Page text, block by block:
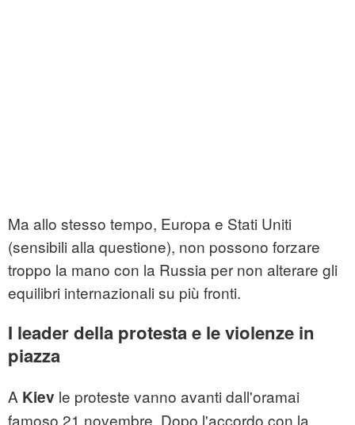
Ma allo stesso tempo, Europa e Stati Uniti
(sensibili alla questione), non possono forzare
troppo la mano con la Russia per non alterare gli
equilibri internazionali su più fronti.
I leader della protesta e le violenze in
piazza
A Kiev le proteste vanno avanti dall'oramai
famoso 21 novembre. Dopo l'accordo con la